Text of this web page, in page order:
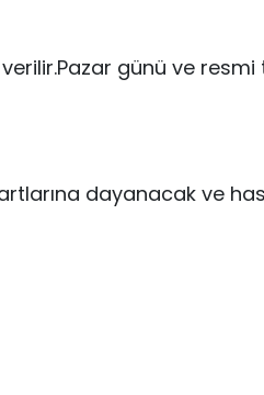
günü ve
dayanacak ve